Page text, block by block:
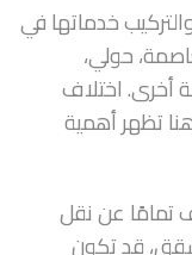
خدماتها في
حولي،
أخرى. اختلاف
تظهر أهمية
تمامًا عن نقل
قد تكون